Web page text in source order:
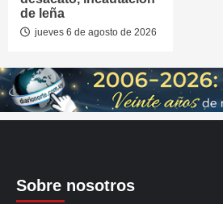
de leña
jueves 6 de agosto de 2026
Sobre nosotros